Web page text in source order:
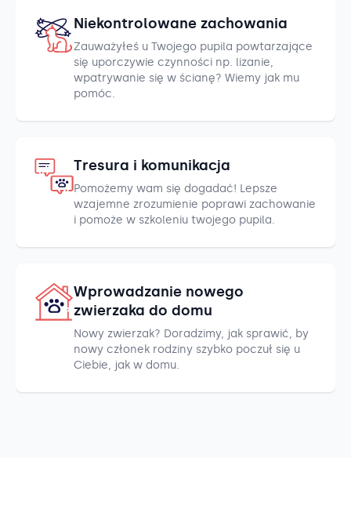
Niekontrolowane zachowania
Zauważyłeś u Twojego pupila powtarzające
się uporczywie czynności np. lizanie,
wpatrywanie się w ścianę? Wiemy jak mu
pomóc.
Tresura i komunikacja
Pomożemy wam się dogadać! Lepsze
wzajemne zrozumienie poprawi zachowanie
i pomoże w szkoleniu twojego pupila.
Wprowadzanie nowego
zwierzaka do domu
Nowy zwierzak? Doradzimy, jak sprawić, by
nowy członek rodziny szybko poczuł się u
Ciebie, jak w domu.